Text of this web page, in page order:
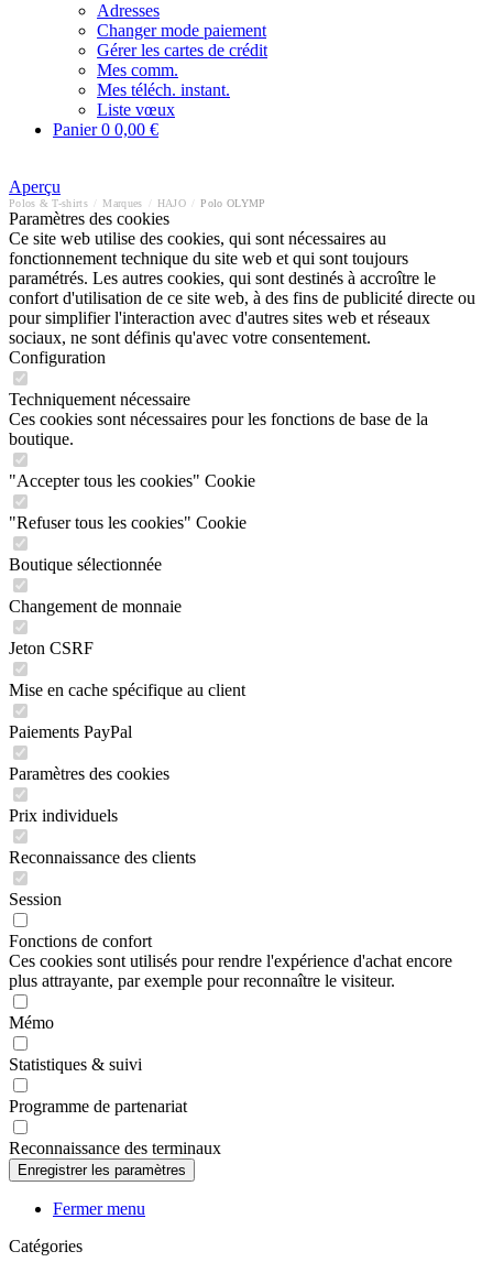
Adresses
Changer mode paiement
Gérer les cartes de crédit
Mes comm.
Mes téléch. instant.
Liste vœux
Panier0 0,00 €
Aperçu
Polos & T-shirts Marques HAJO Polo OLYMP
Paramètres des cookies
Ce site web utilise des cookies, qui sont nécessaires au
fonctionnement technique du site web et qui sont toujours
paramétrés. Les autres cookies, qui sont destinés à accroître le
confort d'utilisation de ce site web, à des fins de publicité directe ou
pour simplifier l'interaction avec d'autres sites web et réseaux
sociaux, ne sont définis qu'avec votre consentement.
Configuration
Techniquement nécessaire
Ces cookies sont nécessaires pour les fonctions de base de la
boutique.
"Accepter tous les cookies" Cookie
"Refuser tous les cookies" Cookie
Boutique sélectionnée
Changement de monnaie
Jeton CSRF
Mise en cache spécifique au client
Paiements PayPal
Paramètres des cookies
Prix individuels
Reconnaissance des clients
Session
Fonctions de confort
Ces cookies sont utilisés pour rendre l'expérience d'achat encore
plus attrayante, par exemple pour reconnaître le visiteur.
Mémo
Statistiques & suivi
Programme de partenariat
Reconnaissance des terminaux
Fermer menu
Catégories